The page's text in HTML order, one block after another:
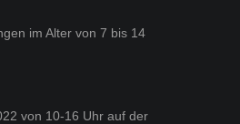
im Alter von 7 bis 14
von 10-16 Uhr auf der